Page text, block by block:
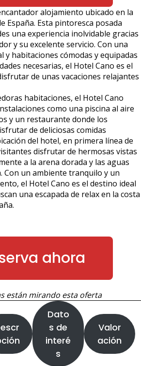
alojamiento ubicado en la
España. Esta pintoresca posada
una experiencia inolvidable gracias
y su excelente servicio. Con una
y habitaciones cómodas y equipadas
necesarias, el Hotel Cano es el
de unas vacaciones relajantes
habitaciones, el Hotel Cano
como una piscina al aire
y un restaurante donde los
de deliciosas comidas
del hotel, en primera línea de
disfrutar de hermosas vistas
a la arena dorada y las aguas
Con un ambiente tranquilo y un
el Hotel Cano es el destino ideal
una escapada de relax en la costa
ahora
están mirando esta oferta
Dato
s de
interé
s
Valor
ación